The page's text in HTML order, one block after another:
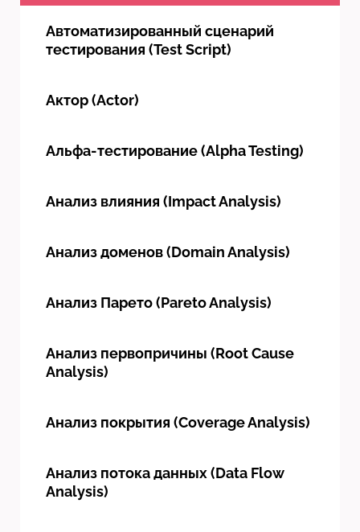
Автоматизированный сценарий
тестирования (Test Script)
Актор (Actor)
Альфа-тестирование (Alpha Testing)
Анализ влияния (Impact Analysis)
Анализ доменов (Domain Analysis)
Анализ Парето (Pareto Analysis)
Анализ первопричины (Root Cause
Analysis)
Анализ покрытия (Coverage Analysis)
Анализ потока данных (Data Flow
Analysis)